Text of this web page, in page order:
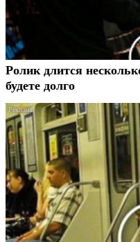
Ролик длится
будете долго